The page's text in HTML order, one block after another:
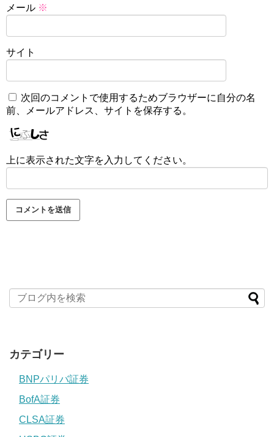
メール ※
サイト
次回のコメントで使用するためブラウザーに自分の名
前、メールアドレス、サイトを保存する。
上に表示された文字を入力してください。
カテゴリー
BNPパリバ証券
BofA証券
CLSA証券